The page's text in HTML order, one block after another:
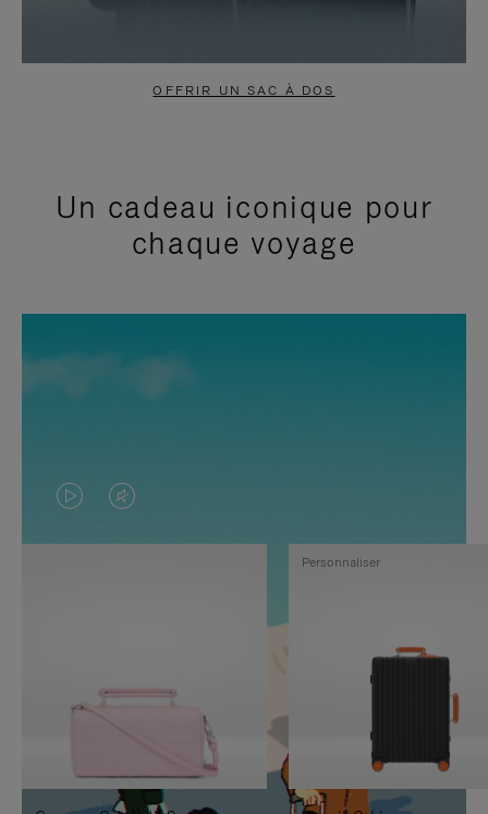
OFFRIR UN SAC À DOS
Un cadeau iconique pour
chaque voyage
LA
VIDÉO
PAUSE,
APPUYEZ
SUR
LE
SON
DÉSACTIVÉ.
VEUILLEZ
Personnaliser